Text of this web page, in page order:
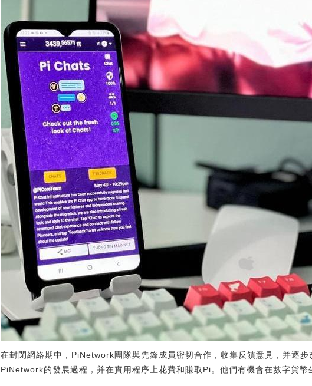
在封閉網絡期中，PiNetwork團隊與先鋒成員密切合作，收集反饋意見，并逐
PiNetwork的發展過程，并在實用程序上花費和賺取Pi。他們有機會在數字貨幣